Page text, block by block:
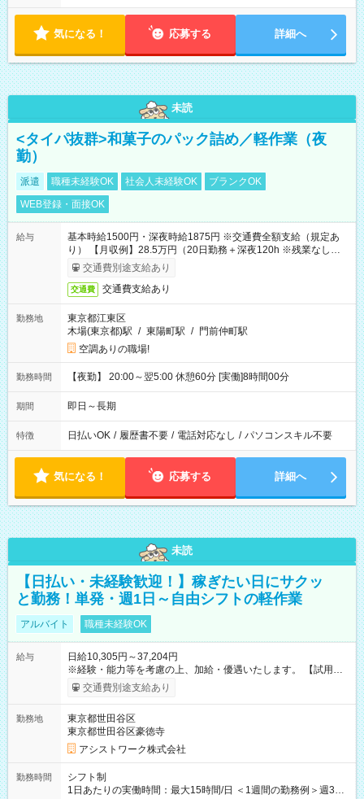
気になる！ 応募する 詳細へ
未読
<タイパ抜群>和菓子のパック詰め／軽作業（夜
勤）
派遣 職種未経験OK 社会人未経験OK
ブランクOK
WEB登録・面接OK
給与
基本時給1500円・深夜時給1875円 ※交通費全額支給（規定あ
り） 【月収例】28.5万円（20日勤務＋深夜120h ※残業なしの場
合）交通費別途支給あり
交通費 交通費支給あり
勤務地
東京都江東区
木場(東京都)駅 / 東陽町駅 / 門前仲町駅
空調ありの職場!
勤務時間 【夜勤】 20:00～翌5:00 休憩60分 [実働]8時間00分
期間 即日～長期
特徴 日払いOK / 履歴書不要 / 電話対応なし / パソコンスキル不要
気になる！ 応募する 詳細へ
未読
【日払い・未経験歓迎！】稼ぎたい日にサクッ
と勤務！単発・週1日～自由シフトの軽作業
アルバイト 職種未経験OK
給与
日給10,305円～37,204円
※経験・能力等を考慮の上、加給・優遇いたします。 【試用期
間】試用期間なし
交通費別途支給あり
勤務地
東京都世田谷区
東京都世田谷区豪徳寺
アシストワーク株式会社
勤務時間
シフト制
1日あたりの実働時間：最大15時間/日 ＜1週間の勤務例＞週3回